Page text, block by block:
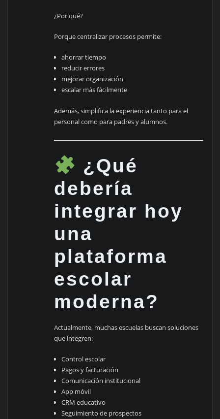
¿Por qué?
Porque centralizar procesos permite:
ahorrar tiempo
reducir errores
mejorar organización
escalar más fácilmente
Además, simplifica la experiencia tanto para el
personal como para padres y alumnos.
¿Qué
debería
integrar hoy
una
plataforma
escolar
moderna?
Actualmente, muchas escuelas buscan soluciones
que integren:
Control escolar
Pagos y facturación
Comunicación institucional
App móvil
CRM educativo
Seguimiento de prospectos